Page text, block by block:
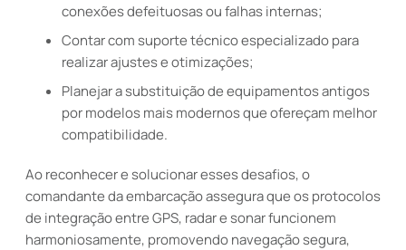
conexões defeituosas ou falhas internas;
Contar com suporte técnico especializado para
realizar ajustes e otimizações;
Planejar a substituição de equipamentos antigos
por modelos mais modernos que ofereçam melhor
compatibilidade.
Ao reconhecer e solucionar esses desafios, o
comandante da embarcação assegura que os protocolos
de integração entre GPS, radar e sonar funcionem
harmoniosamente, promovendo navegação segura,